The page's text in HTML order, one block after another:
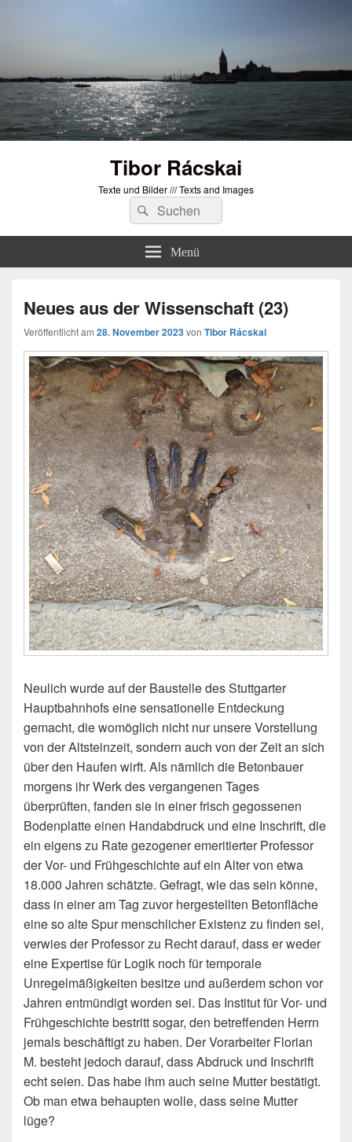
Tibor Rácskai
Texte und Bilder /// Texts and Images
Suchen
nach:
Suchen
Menü
Neues aus der Wissenschaft (23)
Veröffentlicht am 28. November 2023von Tibor Rácskai
Neulich wurde auf der Baustelle des Stuttgarter
Hauptbahnhofs eine sensationelle Entdeckung
gemacht, die womöglich nicht nur unsere Vorstellung
von der Altsteinzeit, sondern auch von der Zeit an sich
über den Haufen wirft. Als nämlich die Betonbauer
morgens ihr Werk des vergangenen Tages
überprüften, fanden sie in einer frisch gegossenen
Bodenplatte einen Handabdruck und eine Inschrift, die
ein eigens zu Rate gezogener emeritierter Professor
der Vor- und Frühgeschichte auf ein Alter von etwa
18.000 Jahren schätzte. Gefragt, wie das sein könne,
dass in einer am Tag zuvor hergestellten Betonfläche
eine so alte Spur menschlicher Existenz zu finden sei,
verwies der Professor zu Recht darauf, dass er weder
eine Expertise für Logik noch für temporale
Unregelmäßigkeiten besitze und außerdem schon vor
Jahren entmündigt worden sei. Das Institut für Vor- und
Frühgeschichte bestritt sogar, den betreffenden Herrn
jemals beschäftigt zu haben. Der Vorarbeiter Florian
M. besteht jedoch darauf, dass Abdruck und Inschrift
echt seien. Das habe ihm auch seine Mutter bestätigt.
Ob man etwa behaupten wolle, dass seine Mutter
lüge?